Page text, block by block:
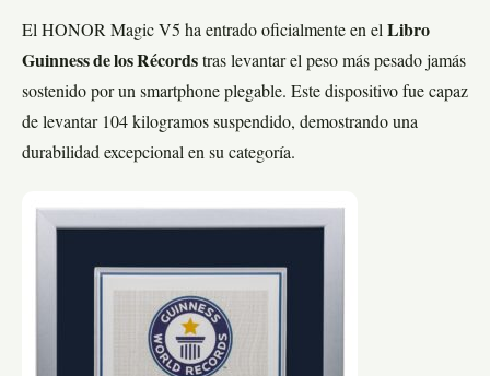
El HONOR Magic V5 ha entrado oficialmente en el Libro
Guinness de los Récords tras levantar el peso más pesado jamás
sostenido por un smartphone plegable. Este dispositivo fue capaz
de levantar 104 kilogramos suspendido, demostrando una
durabilidad excepcional en su categoría.